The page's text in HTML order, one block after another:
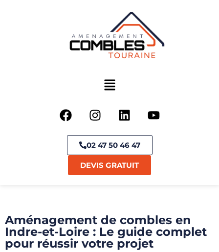
02 47 50 46 47
DEVIS GRATUIT
Aménagement de combles en
Indre-et-Loire : Le guide complet
pour réussir votre projet